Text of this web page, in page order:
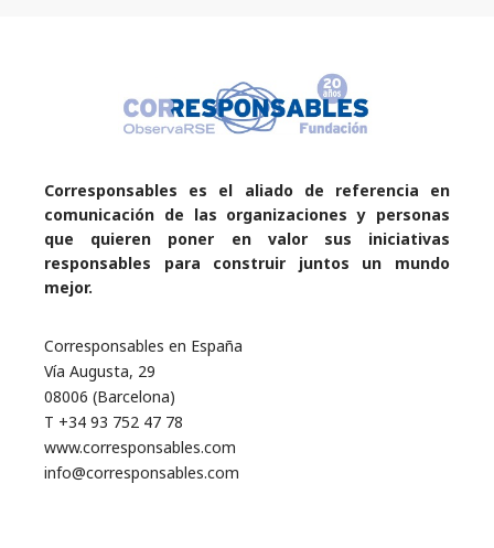
Corresponsables es el aliado de referencia en
comunicación de las organizaciones y personas
que quieren poner en valor sus iniciativas
responsables para construir juntos un mundo
mejor.
Corresponsables en España
Vía Augusta, 29
08006 (Barcelona)
T +34 93 752 47 78
www.corresponsables.com
info@corresponsables.com